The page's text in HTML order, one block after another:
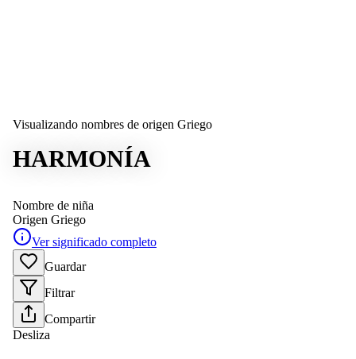
Visualizando nombres de origen Griego
HARMONÍA
Nombre de niña
Origen Griego
Ver significado completo
Guardar
Filtrar
Compartir
Desliza